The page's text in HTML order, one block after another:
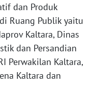
dan Produk
Ruang Publik yaitu
Kaltara, Dinas
dan Persandian
Perwakilan Kaltara,
Kaltara dan